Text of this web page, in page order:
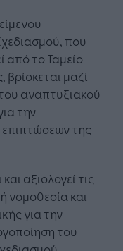
που
από το Ταμείο
μαζί
αναπτυξιακού
την
επιπτώσεων της
αξιολογεί τις
νομοθεσία και
για την
του